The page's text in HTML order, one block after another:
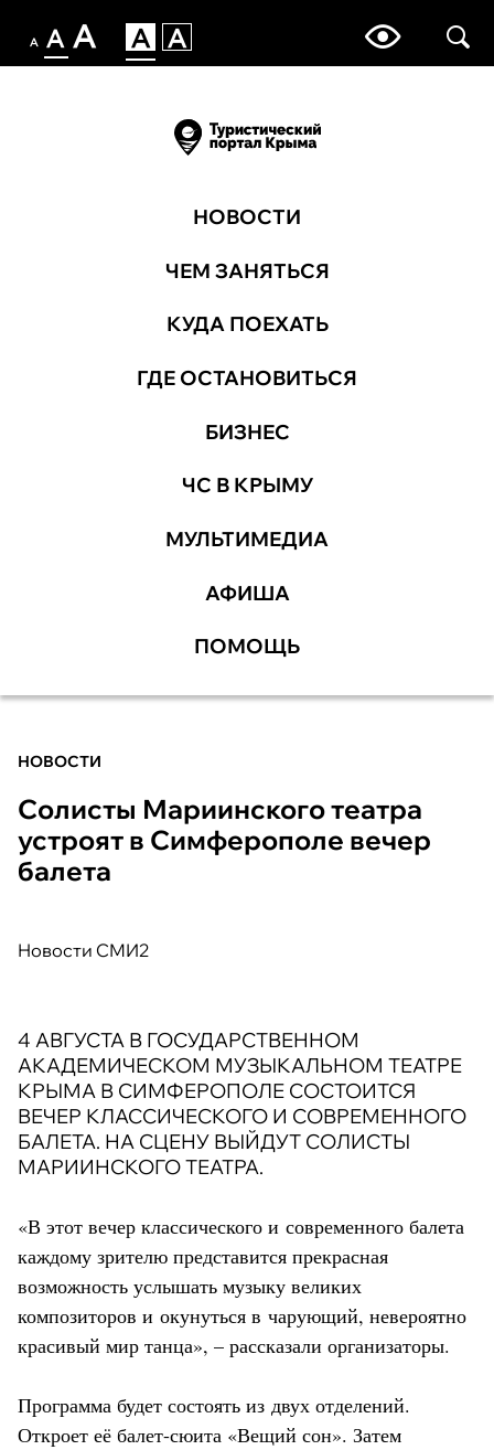
НОВОСТИ
ЧЕМ ЗАНЯТЬСЯ
КУДА ПОЕХАТЬ
ГДЕ ОСТАНОВИТЬСЯ
БИЗНЕС
ЧС В КРЫМУ
МУЛЬТИМЕДИА
АФИША
ПОМОЩЬ
НОВОСТИ
Солисты Мариинского театра
устроят в Симферополе вечер
балета
4 АВГУСТА В ГОСУДАРСТВЕННОМ
АКАДЕМИЧЕСКОМ МУЗЫКАЛЬНОМ ТЕАТРЕ
КРЫМА В СИМФЕРОПОЛЕ СОСТОИТСЯ
ВЕЧЕР КЛАССИЧЕСКОГО И СОВРЕМЕННОГО
БАЛЕТА. НА СЦЕНУ ВЫЙДУТ СОЛИСТЫ
МАРИИНСКОГО ТЕАТРА.
«В этот вечер классического и современного балета
каждому зрителю представится прекрасная
возможность услышать музыку великих
композиторов и окунуться в чарующий, невероятно
красивый мир танца», – рассказали организаторы.
Программа будет состоять из двух отделений.
Откроет её балет-сюита «Вещий сон». Затем
Новости СМИ2